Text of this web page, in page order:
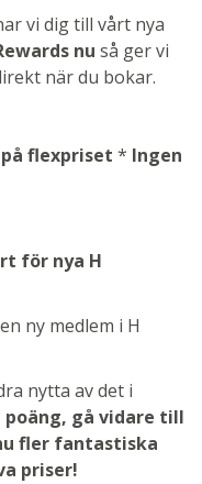
vi dig till vårt nya
nu så ger vi
när du bokar.
flexpriset * Ingen
för nya H
ny medlem i H
nytta av det i
poäng, gå vidare till
fler fantastiska
priser!